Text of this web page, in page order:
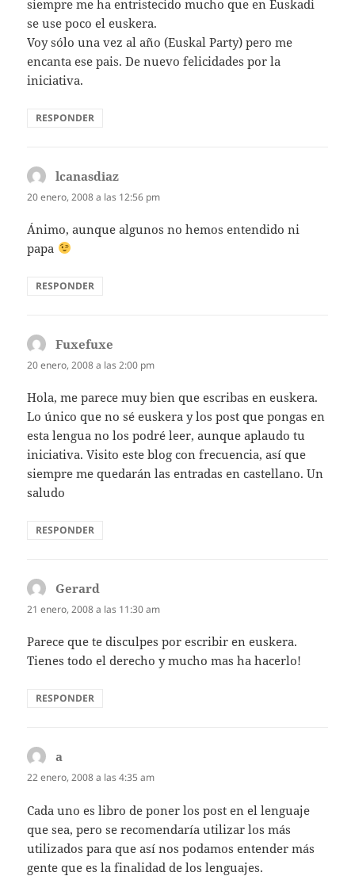
siempre me ha entristecido mucho que en Euskadi
se use poco el euskera.
Voy sólo una vez al año (Euskal Party) pero me
encanta ese pais. De nuevo felicidades por la
iniciativa.
RESPONDER
lcanasdiaz
20 enero, 2008 a las 12:56 pm
Ánimo, aunque algunos no hemos entendido ni
papa
RESPONDER
Fuxefuxe
20 enero, 2008 a las 2:00 pm
Hola, me parece muy bien que escribas en euskera.
Lo único que no sé euskera y los post que pongas en
esta lengua no los podré leer, aunque aplaudo tu
iniciativa. Visito este blog con frecuencia, así que
siempre me quedarán las entradas en castellano. Un
saludo
RESPONDER
Gerard
21 enero, 2008 a las 11:30 am
Parece que te disculpes por escribir en euskera.
Tienes todo el derecho y mucho mas ha hacerlo!
RESPONDER
a
22 enero, 2008 a las 4:35 am
Cada uno es libro de poner los post en el lenguaje
que sea, pero se recomendaría utilizar los más
utilizados para que así nos podamos entender más
gente que es la finalidad de los lenguajes.